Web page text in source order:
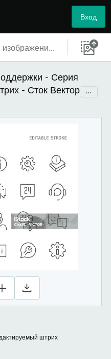
Вход
- Серия
- Сток Вектор ...
штрих